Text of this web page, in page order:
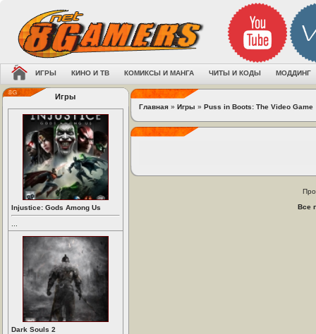
ИГРЫ КИНО И ТВ КОМИКСЫ И МАНГА ЧИТЫ И КОДЫ МОДДИНГ
Игры
Injustice: Gods Among Us
Dark Souls 2
Главная » Игры » Puss in Boots: The Video Game
Все